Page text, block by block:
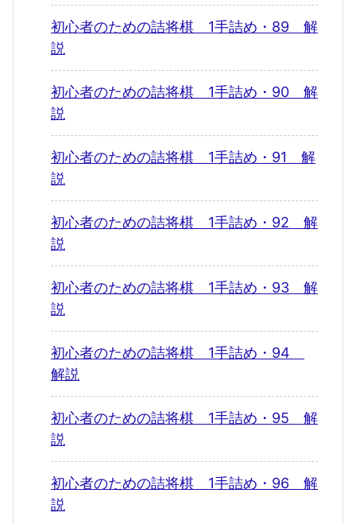
初心者のための詰将棋 1手詰め・89 解
説
初心者のための詰将棋 1手詰め・90 解
説
初心者のための詰将棋 1手詰め・91 解
説
初心者のための詰将棋 1手詰め・92 解
説
初心者のための詰将棋 1手詰め・93 解
説
初心者のための詰将棋 1手詰め・94
解説
初心者のための詰将棋 1手詰め・95 解
説
初心者のための詰将棋 1手詰め・96 解
説